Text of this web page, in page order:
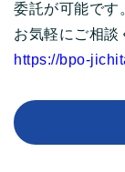
委託が可能です
お気軽にご相談
https://bpo-